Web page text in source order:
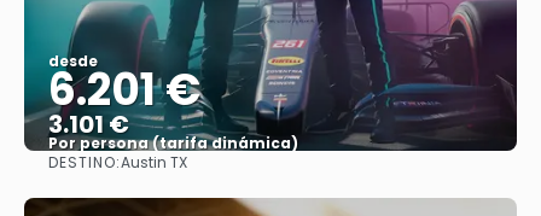
desde
6.201 €
3.101 €
Por persona (tarifa dinámica)
DESTINO:Austin TX